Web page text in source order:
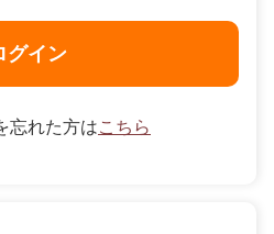
グイン
忘れた方はこちら